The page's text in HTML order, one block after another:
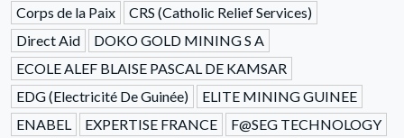
Corps de la Paix
CRS (Catholic Relief Services)
Direct Aid
DOKO GOLD MINING S A
ECOLE ALEF BLAISE PASCAL DE KAMSAR
EDG (Electricité De Guinée)
ELITE MINING GUINEE
ENABEL
EXPERTISE FRANCE
F@SEG TECHNOLOGY